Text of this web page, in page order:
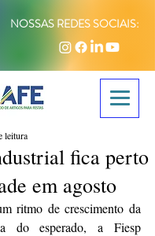
NOSSAS REDES SOCIAIS:
fica perto
em agosto
leitura
ritmo de crescimento da
do esperado, a Fiesp